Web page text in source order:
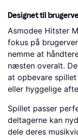
Designet til
Asmodee Hitster
fokus på
nemme at
næsten overalt.
at opbevare
eller hyggelige
Spillet passer
deltagerne kan
dele deres